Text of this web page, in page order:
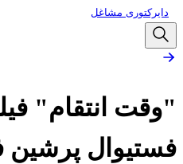
دایرکتوری مشاغل
"وقت انتقام"
فستیوال پرشین